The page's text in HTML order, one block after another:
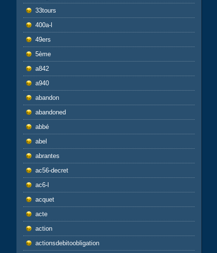
33tours
400a-l
49ers
5ème
a842
a940
abandon
abandoned
abbé
abel
abrantes
ac56-decret
ac6-l
acquet
acte
action
actionsdebitoobligation